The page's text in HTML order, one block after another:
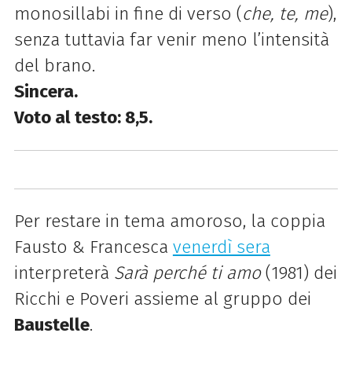
monosillabi in fine di verso (che, te, me),
senza tuttavia far venir meno l’intensità
del brano.
Sincera.
Voto al testo: 8,5.
Per restare in tema amoroso, la coppia
Fausto & Francesca venerdì sera
interpreterà Sarà perché ti amo(1981) dei
Ricchi e Poveri assieme al gruppo dei
Baustelle.